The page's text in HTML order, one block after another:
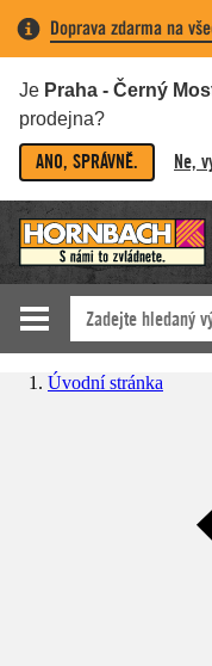
Doprava zdarma na
Je Praha - Černý
prodejna?
ANO, SPRÁVNĚ. Ne,
Úvodní stránka